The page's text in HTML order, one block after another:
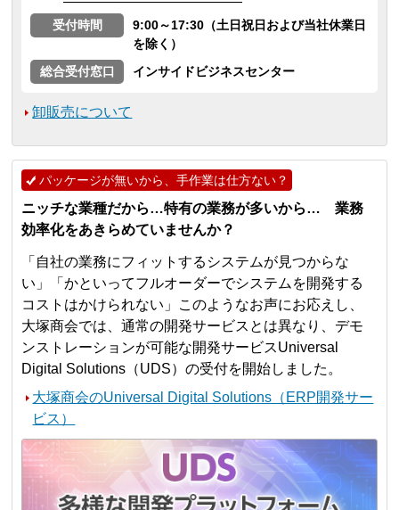
受付時間
9:00～17:30（土日祝日および当社休業日
を除く）
総合受付窓口
インサイドビジネスセンター
卸販売について
パッケージが無いから、手作業は仕方ない？
ニッチな業種だから…特有の業務が多いから… 業務
効率化をあきらめていませんか？
「自社の業務にフィットするシステムが見つからな
い」「かといってフルオーダーでシステムを開発する
コストはかけられない」このようなお声にお応えし、
大塚商会では、通常の開発サービスとは異なり、デモ
ンストレーションが可能な開発サービスUniversal
Digital Solutions（UDS）の受付を開始しました。
大塚商会のUniversal Digital Solutions（ERP開発サー
ビス）